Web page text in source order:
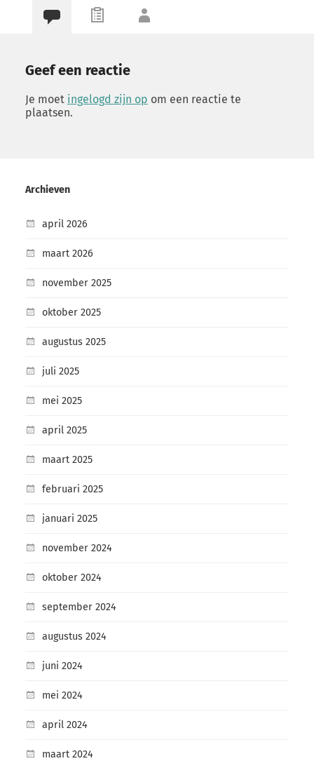
Geef een reactie
Je moet ingelogd zijn op om een reactie te
plaatsen.
Archieven
april 2026
maart 2026
november 2025
oktober 2025
augustus 2025
juli 2025
mei 2025
april 2025
maart 2025
februari 2025
januari 2025
november 2024
oktober 2024
september 2024
augustus 2024
juni 2024
mei 2024
april 2024
maart 2024